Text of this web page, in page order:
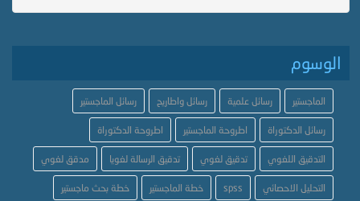
الوسوم
الماجستير رسائل علمية رسائل واطاريح رسائل الماجستير
رسائل الدكتوراة اطروحة الماجستير اطروحة الدكتوراة
التدقيق اللغوي تدقيق لغوي تدقيق الرسالة لغويا مدقق لغوي
التحليل الاحصائي spss خطة الماجستير خطة بحث ماجستير